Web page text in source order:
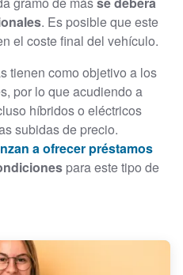
. Es posible que este
el coste final del vehículo.
tienen como objetivo a los
por lo que acudiendo a
híbridos o eléctricos
subidas de precio.
a ofrecer préstamos
para este tipo de